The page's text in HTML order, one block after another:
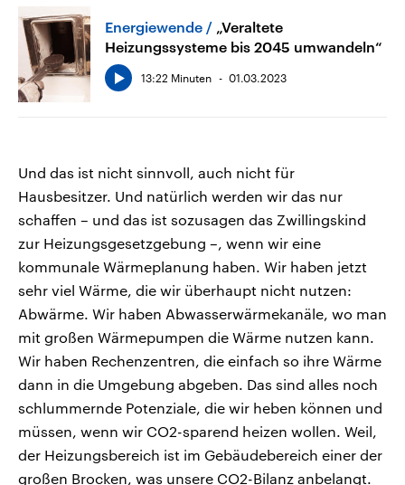
Energiewende
„Veraltete
Heizungssysteme bis 2045 umwandeln“
13:22 Minuten 01.03.2023
Und das ist nicht sinnvoll, auch nicht für
Hausbesitzer. Und natürlich werden wir das nur
schaffen – und das ist sozusagen das Zwillingskind
zur Heizungsgesetzgebung –, wenn wir eine
kommunale Wärmeplanung haben. Wir haben jetzt
sehr viel Wärme, die wir überhaupt nicht nutzen:
Abwärme. Wir haben Abwasserwärmekanäle, wo man
mit großen Wärmepumpen die Wärme nutzen kann.
Wir haben Rechenzentren, die einfach so ihre Wärme
dann in die Umgebung abgeben. Das sind alles noch
schlummernde Potenziale, die wir heben können und
müssen, wenn wir CO2-sparend heizen wollen. Weil,
der Heizungsbereich ist im Gebäudebereich einer der
großen Brocken, was unsere CO2-Bilanz anbelangt.